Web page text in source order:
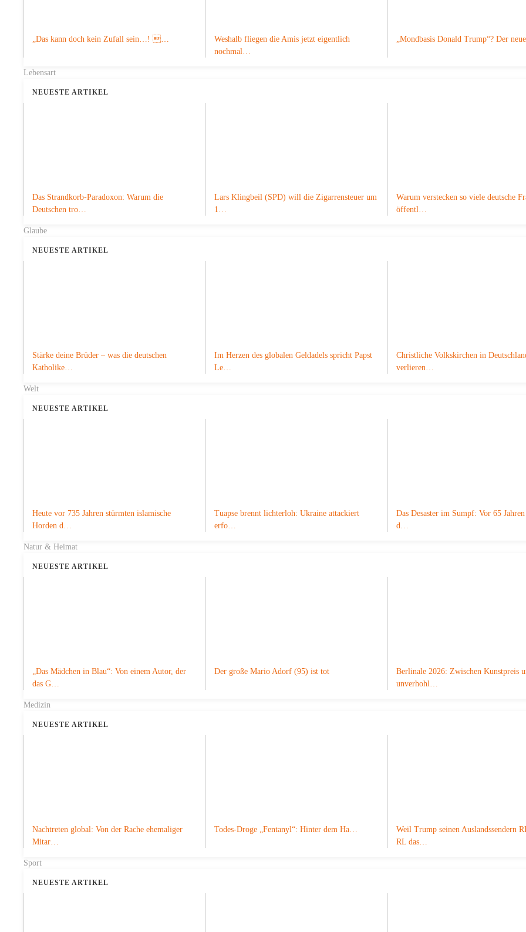
„Das kann doch kein Zufall sein…! …
Weshalb fliegen die Amis jetzt eigentlich
nochmal…
„Mondbasis Donald Trump“? Der
Lebensart
NEUESTE ARTIKEL
Das Strandkorb-Paradoxon: Warum die
Deutschen tro…
Lars Klingbeil (SPD) will die Zigarrensteuer um
1…
Warum verstecken so viele deutsche
öffentl…
Glaube
NEUESTE ARTIKEL
Stärke deine Brüder – was die deutschen
Katholike…
Im Herzen des globalen Geldadels spricht Papst
Le…
Christliche Volkskirchen in
verlieren…
Welt
NEUESTE ARTIKEL
Heute vor 735 Jahren stürmten islamische
Horden d…
Tuapse brennt lichterloh: Ukraine attackiert
erfo…
Das Desaster im Sumpf: Vor 65
d…
Natur & Heimat
NEUESTE ARTIKEL
„Das Mädchen in Blau“: Von einem Autor, der
das G…
Der große Mario Adorf (95) ist tot
Berlinale 2026: Zwischen Kunstpreis
unverhohl…
Medizin
NEUESTE ARTIKEL
Nachtreten global: Von der Rache ehemaliger
Mitar…
Todes-Droge „Fentanyl“: Hinter dem Ha…
Weil Trump seinen Auslandssendern
RL das…
Sport
NEUESTE ARTIKEL